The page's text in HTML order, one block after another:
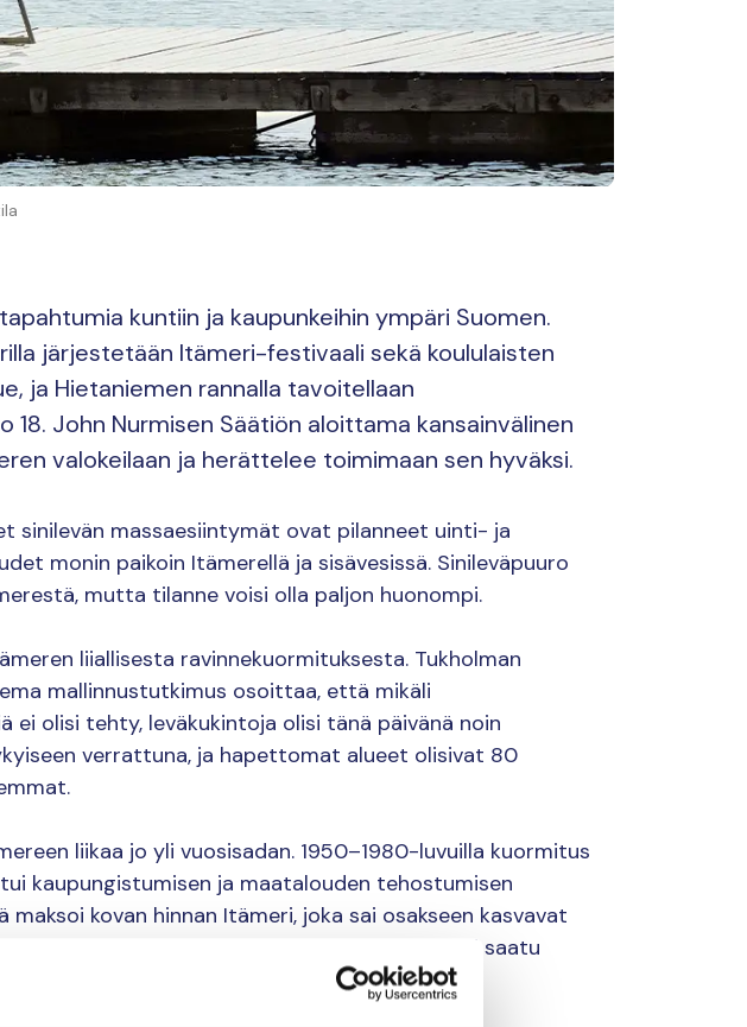
kuntiin ja kaupunkeihin ympäri Suomen.
järjestetään Itämeri-festivaali sekä koululaisten
ja Hietaniemen rannalla tavoitellaan
18. John Nurmisen Säätiön aloittama kansainvälinen
valokeilaan ja herättelee toimimaan sen hyväksi.
sinilevän massaesiintymät ovat pilanneet uinti- ja
monin paikoin Itämerellä ja sisävesissä. Sinileväpuuro
mutta tilanne voisi olla paljon huonompi.
liiallisesta ravinnekuormituksesta. Tukholman
mallinnustutkimus osoittaa, että mikäli
ei olisi tehty, leväkukintoja olisi tänä päivänä noin
verrattuna, ja hapettomat alueet olisivat 80
liikaa jo yli vuosisadan. 1950–1980-luvuilla kuormitus
kaupungistumisen ja maatalouden tehostumisen
maksoi kovan hinnan Itämeri, joka sai osakseen kasvavat
lähtien Itämeren ravinnekuormaa on onneksi saatu